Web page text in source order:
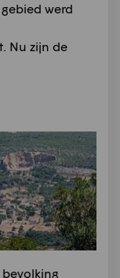
werd
Nu zijn de